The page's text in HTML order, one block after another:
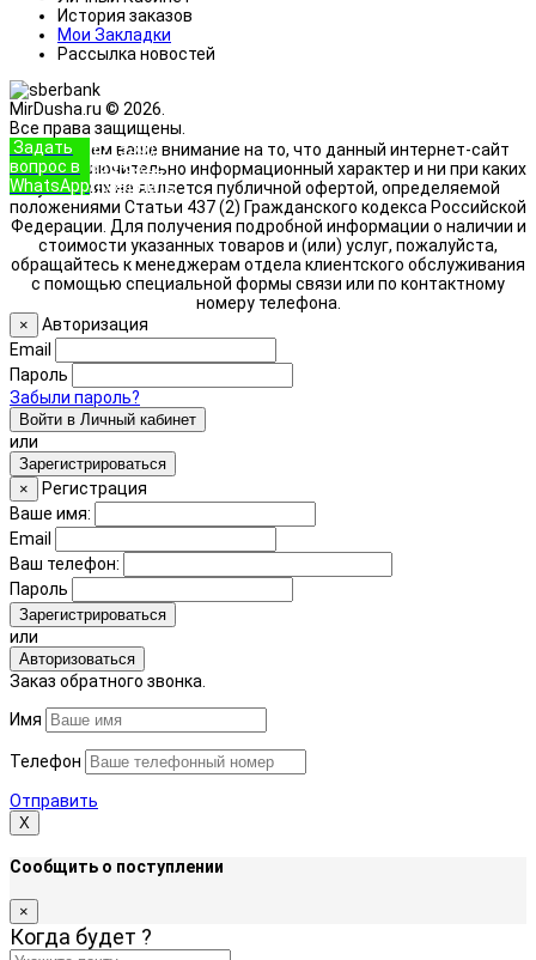
История заказов
Мои Закладки
Рассылка новостей
MirDusha.ru © 2026.
Все права защищены.
Обращаем ваше внимание на то, что данный интернет-сайт
носит исключительно информационный характер и ни при каких
условиях не является публичной офертой, определяемой
положениями Статьи 437 (2) Гражданского кодекса Российской
Федерации. Для получения подробной информации о наличии и
стоимости указанных товаров и (или) услуг, пожалуйста,
обращайтесь к менеджерам отдела клиентского обслуживания
с помощью специальной формы связи или по контактному
номеру телефона.
Задать
вопрос в
WhatsApp
+7 (933)
888-8322
Позвонить
×
Авторизация
Email
Пароль
Забыли пароль?
Войти в Личный кабинет
или
Зарегистрироваться
×
Регистрация
Ваше имя:
Email
Ваш телефон:
Пароль
Зарегистрироваться
или
Авторизоваться
Заказ обратного звонка.
Имя
Телефон
Отправить
Х
Сообщить о поступлении
×
Когда будет ?